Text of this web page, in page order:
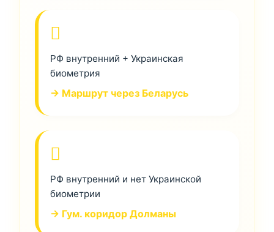
РФ внутренний + Украинская
биометрия
→ Маршрут через Беларусь
РФ внутренний и нет Украинской
биометрии
→ Гум. коридор Долманы